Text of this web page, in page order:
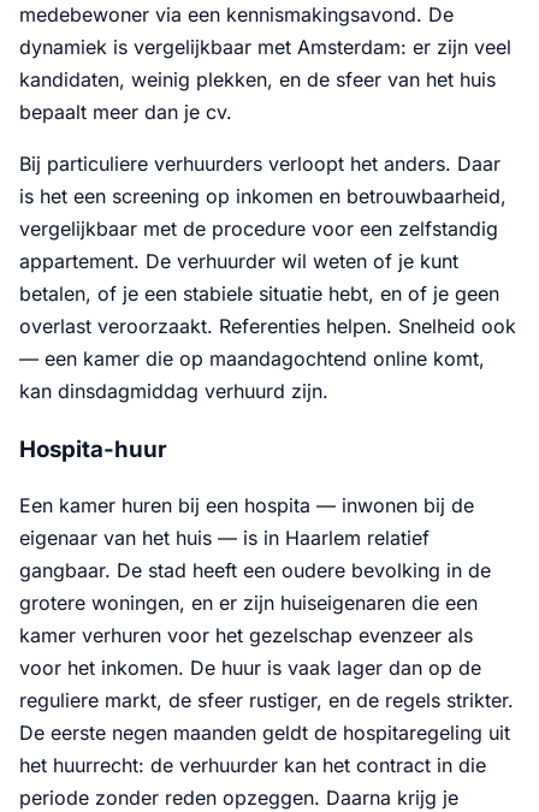
medebewoner via een kennismakingsavond. De
dynamiek is vergelijkbaar met Amsterdam: er zijn veel
kandidaten, weinig plekken, en de sfeer van het huis
bepaalt meer dan je cv.
Bij particuliere verhuurders verloopt het anders. Daar
is het een screening op inkomen en betrouwbaarheid,
vergelijkbaar met de procedure voor een zelfstandig
appartement. De verhuurder wil weten of je kunt
betalen, of je een stabiele situatie hebt, en of je geen
overlast veroorzaakt. Referenties helpen. Snelheid ook
— een kamer die op maandagochtend online komt,
kan dinsdagmiddag verhuurd zijn.
Hospita-huur
Een kamer huren bij een hospita — inwonen bij de
eigenaar van het huis — is in Haarlem relatief
gangbaar. De stad heeft een oudere bevolking in de
grotere woningen, en er zijn huiseigenaren die een
kamer verhuren voor het gezelschap evenzeer als
voor het inkomen. De huur is vaak lager dan op de
reguliere markt, de sfeer rustiger, en de regels strikter.
De eerste negen maanden geldt de hospitaregeling uit
het huurrecht: de verhuurder kan het contract in die
periode zonder reden opzeggen. Daarna krijg je